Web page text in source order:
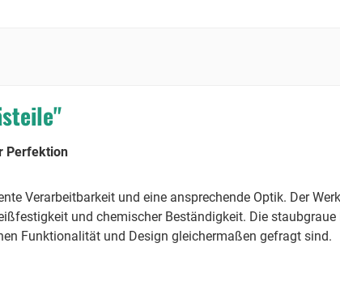
Perfektion
Verarbeitbarkeit und eine ansprechende Optik. Der
und chemischer Beständigkeit. Die
Funktionalität und Design gleichermaßen gefragt sind.